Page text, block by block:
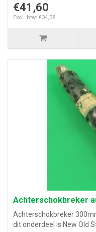
€41,60
Excl. btw: €34,38
Achterschokbreker
Achterschokbreker
dit onderdeel is New Old